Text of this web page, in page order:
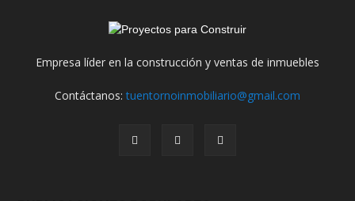
Empresa líder en la construcción y ventas de inmuebles
Contáctanos:tuentornoinmobiliario@gmail.com